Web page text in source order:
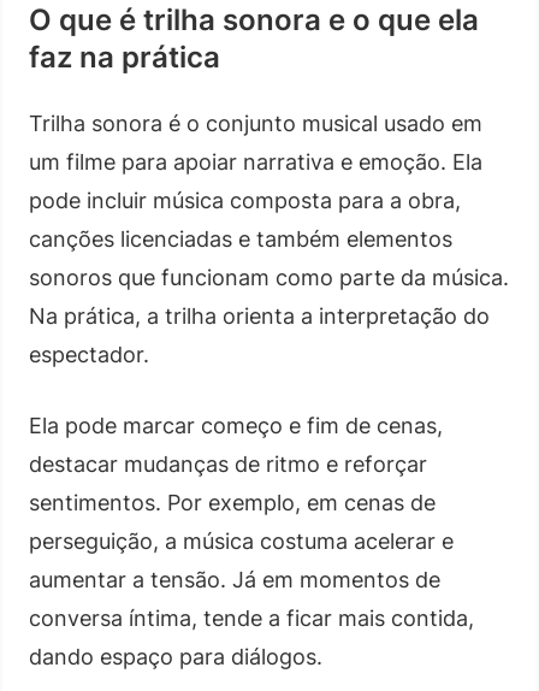
O que é trilha sonora e o que ela
faz na prática
Trilha sonora é o conjunto musical usado em
um filme para apoiar narrativa e emoção. Ela
pode incluir música composta para a obra,
canções licenciadas e também elementos
sonoros que funcionam como parte da música.
Na prática, a trilha orienta a interpretação do
espectador.
Ela pode marcar começo e fim de cenas,
destacar mudanças de ritmo e reforçar
sentimentos. Por exemplo, em cenas de
perseguição, a música costuma acelerar e
aumentar a tensão. Já em momentos de
conversa íntima, tende a ficar mais contida,
dando espaço para diálogos.